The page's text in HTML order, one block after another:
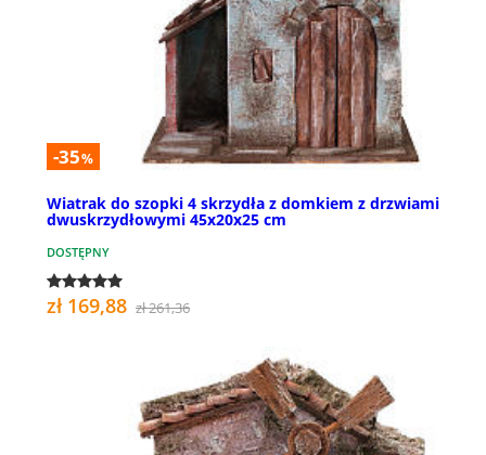
-35%
Wiatrak do szopki 4 skrzydła z domkiem z drzwiami
dwuskrzydłowymi 45x20x25 cm
DOSTĘPNY
zł 169,88 zł 261,36